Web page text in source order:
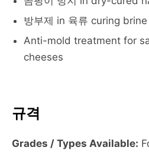
방부제 in 육류 curing brine
Anti-mold treatment for
cheeses
규격
Grades / Types Available: